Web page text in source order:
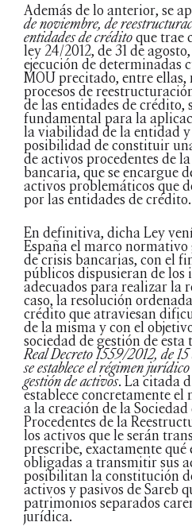
Además de lo anterior, se
de noviembre, de
entidades de créditoque trae
ley 24/2012, de 31 de
ejecución de determinadas
MOU precitado, entre
procesos de
de las entidades de crédito,
fundamental para la
la viabilidad de la entidad
posibilidad de constituir
de activos procedentes de
bancaria, que se encargue
activos problemáticos que
por las entidades de crédito.
En definitiva, dicha Ley
España el marco
de crisis bancarias, con el
públicos dispusieran de los
adecuados para realizar la
caso, la resolución
crédito que atraviesan
de la misma y con el
sociedad de gestión de
Real Decreto 1559/2012, de
se establece el régimen
gestión de activos. La citada
establece concretamente
a la creación de la
Procedentes de la
los activos que le serán
prescribe, exactamente
obligadas a transmitir sus
posibilitan la constitución
activos y pasivos de Sareb
patrimonios separados
jurídica.